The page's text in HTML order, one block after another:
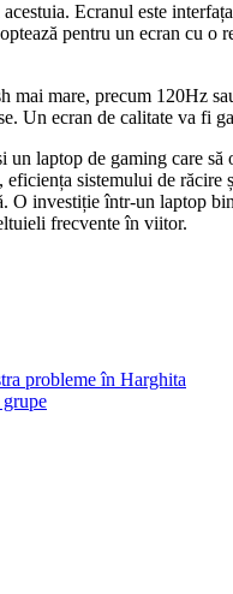
Ecranul este
pentru un ecran
mai mare, precum
Un ecran de calitate va fi
laptop de gaming care
sistemului de
investiție într-un laptop
frecvente în viitor.
probleme în Harghita